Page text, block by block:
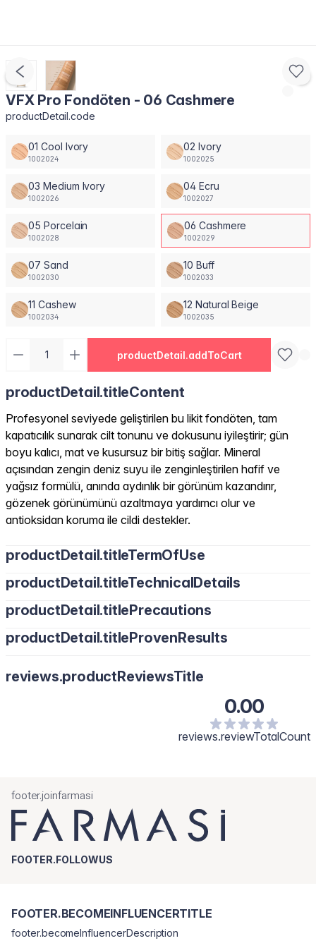
VFX Pro Fondöten - 06 Cashmere
productDetail.code
01 Cool Ivory
1002024
02 Ivory
1002025
03 Medium Ivory
1002026
04 Ecru
1002027
05 Porcelain
1002028
06 Cashmere
1002029
07 Sand
1002030
10 Buff
1002033
11 Cashew
1002034
12 Natural Beige
1002035
productDetail.addToCart
productDetail.titleContent
Profesyonel seviyede geliştirilen bu likit fondöten, tam
kapatıcılık sunarak cilt tonunu ve dokusunu iyileştirir; gün
boyu kalıcı, mat ve kusursuz bir bitiş sağlar. Mineral
açısından zengin deniz suyu ile zenginleştirilen hafif ve
yağsız formülü, anında aydınlık bir görünüm kazandırır,
gözenek görünümünü azaltmaya yardımcı olur ve
antioksidan koruma ile cildi destekler.
productDetail.titleTermOfUse
productDetail.titleTechnicalDetails
productDetail.titlePrecautions
productDetail.titleProvenResults
reviews.productReviewsTitle
0.00
reviews.reviewTotalCount
footer.joinfarmasi
FOOTER.FOLLOWUS
FOOTER.BECOMEINFLUENCERTITLE
footer.becomeInfluencerDescription